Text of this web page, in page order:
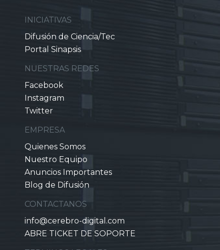
INICIATIVAS
Difusión de Ciencia/Tec
Portal Sinapsis
NUESTRAS REDES
Facebook
Instagram
Twitter
EMPRESA
Quienes Somos
Nuestro Equipo
Anuncios Importantes
Blog de Difusión
CONTACTANOS
info@cerebro-digital.com
ABRE TICKET DE SOPORTE